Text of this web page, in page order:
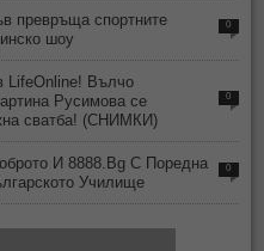
превръща спортните
шоу
0
LifeOnline! Вълчо
Русимова сe
сватба! (СНИМКИ)
0
И 8888.Bg С Поредна
Училище
0